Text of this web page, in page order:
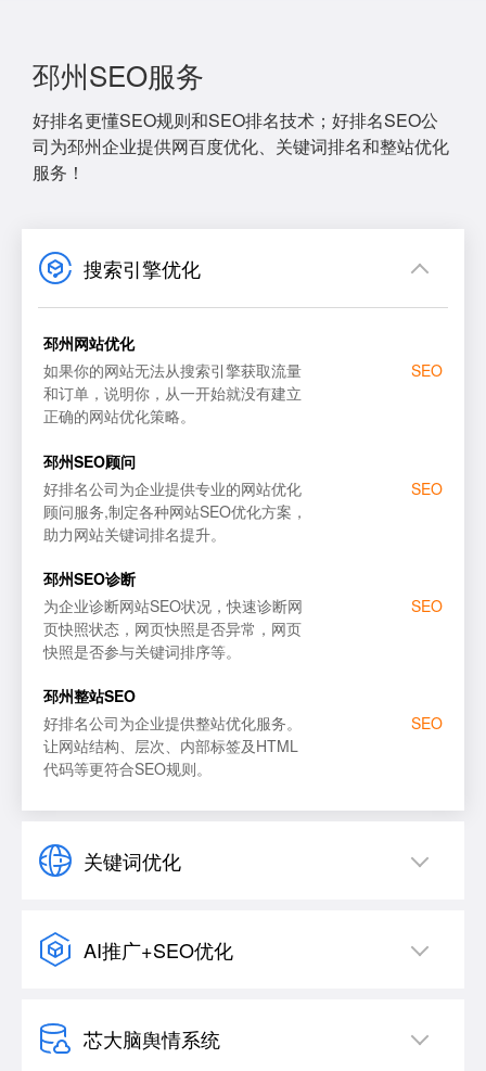
邳州SEO服务
好排名更懂SEO规则和SEO排名技术；好排名SEO公
司为邳州企业提供网百度优化、关键词排名和整站优化
服务！
网站SEO优化
SEO优化诊断搜狗
搜索引擎优化
邳州网站优化
SEO
如果你的网站无法从搜索引擎获取流量
和订单，说明你，从一开始就没有建立
正确的网站优化策略。
邳州SEO顾问
SEO
好排名公司为企业提供专业的网站优化
顾问服务,制定各种网站SEO优化方案，
助力网站关键词排名提升。
邳州SEO诊断
SEO
为企业诊断网站SEO状况，快速诊断网
页快照状态，网页快照是否异常，网页
快照是否参与关键词排序等。
邳州整站SEO
SEO
好排名公司为企业提供整站优化服务。
让网站结构、层次、内部标签及HTML
代码等更符合SEO规则。
关键词优化
AI推广+SEO优化
芯大脑舆情系统